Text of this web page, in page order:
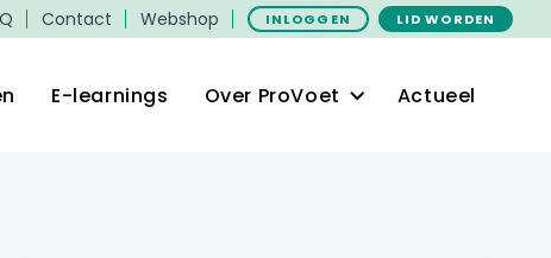
Contact Webshop INLOGGEN LID WORDEN
E-learnings Over ProVoet Actueel